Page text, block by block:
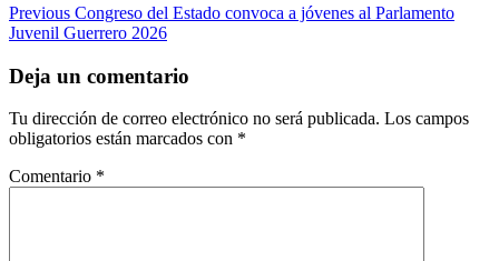
Post
navigation
Previous Congreso del Estado convoca a jóvenes al Parlamento
Juvenil Guerrero 2026
Deja un comentario
Tu dirección de correo electrónico no será publicada. Los campos
obligatorios están marcados con *
Comentario *